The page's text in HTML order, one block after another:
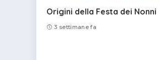
Origini della Festa dei Nonni
3 settimane fa